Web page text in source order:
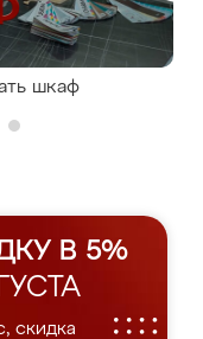
шкаф
В 5%
скидка